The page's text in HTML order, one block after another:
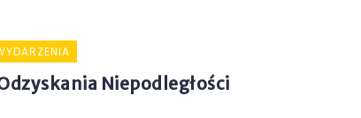
Niepodległości